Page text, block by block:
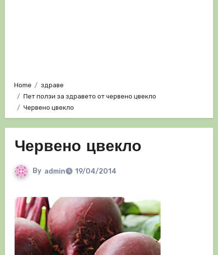
Home
здраве
Пет ползи за здравето от червено цвекло
Червено цвекло
Червено цвекло
By admin 19/04/2014